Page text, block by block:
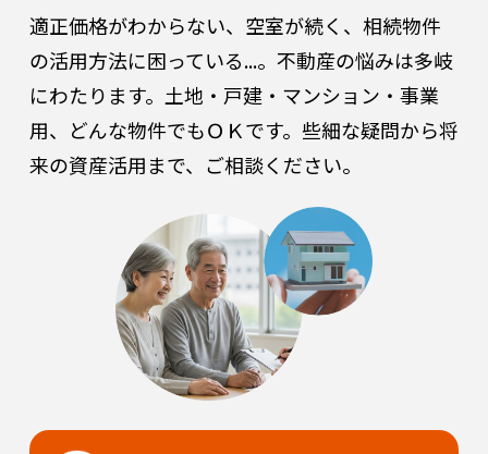
適正価格がわからない、空室が続く、相続物件
の活用方法に困っている...。 不動産の悩みは多岐
にわたります。土地・戸建・マンション・事業
用、どんな物件でもＯＫです。些細な疑問から将
来の資産活用まで、ご相談ください。